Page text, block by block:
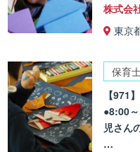
株式会
東京
保育
【971
●8:00
児さん
…